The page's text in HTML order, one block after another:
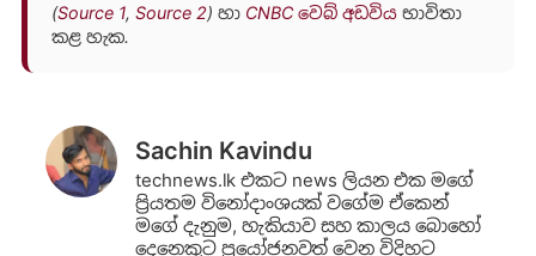
(Source 1, Source 2) හා CNBC වෙබ් අඩවියභාවිතා
කළ හැක.
Sachin Kavindu
technews.lk එකට news ලියන එක මගේ
ප්‍රියතම විනෝදාංශයක් වගේම ඒකෙන්
මගේ දැනුම, හැකියාව සහ කාලය බොහෝ
දෙනෙකුට ප්‍රයෝජනවත් වෙන විදිහට